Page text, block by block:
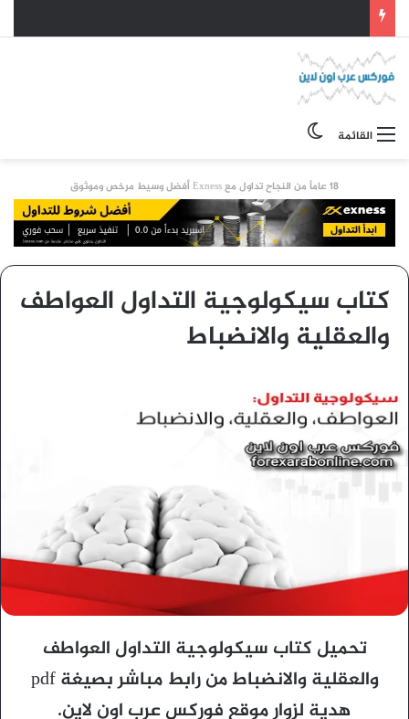
القائمة
18 عاماً من النجاح تداول مع Exness أفضل وسيط مرخص وموثوق
كتاب سيكولوجية التداول العواطف
والعقلية والانضباط
تحميل كتاب سيكولوجية التداول العواطف
والعقلية والانضباط من رابط مباشر بصيغة pdf
هدية لزوار موقع فوركس عرب اون لاين.